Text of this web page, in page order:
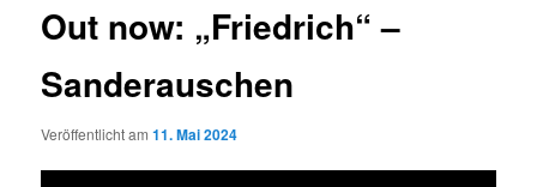
Out now: „Friedrich“ –
Sanderauschen
Veröffentlicht am11. Mai 2024